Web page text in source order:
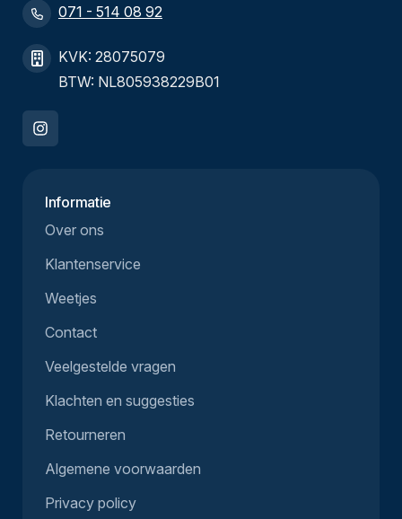
071 - 514 08 92
KVK: 28075079
BTW: NL805938229B01
Informatie
Over ons
Klantenservice
Weetjes
Contact
Veelgestelde vragen
Klachten en suggesties
Retourneren
Algemene voorwaarden
Privacy policy